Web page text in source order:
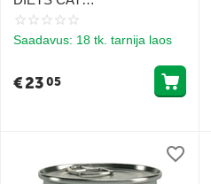
GASTROENTERIC
TUNDLIKU SEEDIMISEGA
Saadavus: 18 tk. tarnija laos
€2305